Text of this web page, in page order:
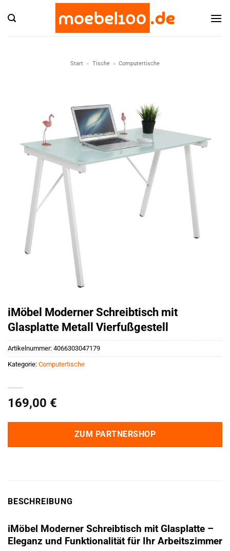
Inhalt
Start » Tische » Computertische
iMöbel Moderner Schreibtisch mit
Glasplatte Metall Vierfußgestell
169,00 €
ZUM PARTNERSHOP
Artikelnummer: 4066303047179
Kategorie: Computertische
BESCHREIBUNG
iMöbel Moderner Schreibtisch mit Glasplatte –
Eleganz und Funktionalität für Ihr Arbeitszimmer